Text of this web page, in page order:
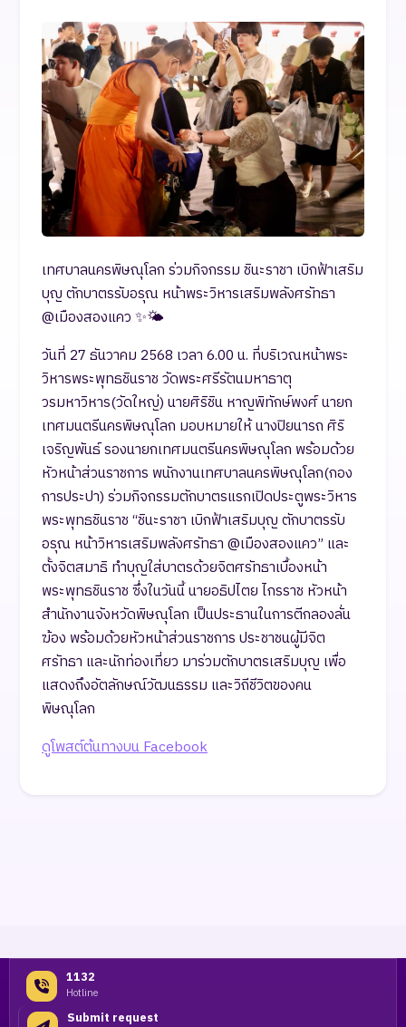
เทศบาลนครพิษณุโลก ร่วมกิจกรรม ชินะราชา เบิกฟ้าเสริม
บุญ ตักบาตรรับอรุณ หน้าพระวิหารเสริมพลังศรัทธา
@เมืองสองแคว ✨🌤️
วันที่ 27 ธันวาคม 2568 เวลา 6.00 น. ที่บริเวณหน้าพระ
วิหารพระพุทธชินราช วัดพระศรีรัตนมหาธาตุ
วรมหาวิหาร(วัดใหญ่) นายศิริชิน หาญพิทักษ์พงศ์ นายก
เทศมนตรีนครพิษณุโลก มอบหมายให้ นางปิยนารถ ศิริ
เจริญพันธ์ รองนายกเทศมนตรีนครพิษณุโลก พร้อมด้วย
หัวหน้าส่วนราชการ พนักงานเทศบาลนครพิษณุโลก(กอง
การประปา) ร่วมกิจกรรมตักบาตรแรกเปิดประตูพระวิหาร
พระพุทธชินราช “ชินะราชา เบิกฟ้าเสริมบุญ ตักบาตรรับ
อรุณ หน้าวิหารเสริมพลังศรัทธา @เมืองสองแคว” และ
ตั้งจิตสมาธิ ทำบุญใส่บาตรด้วยจิตศรัทธาเบื้องหน้า
พระพุทธชินราช ซึ่งในวันนี้ นายอธิปไตย ไกรราช หัวหน้า
สำนักงานจังหวัดพิษณุโลก เป็นประธานในการตีกลองลั่น
ฆ้อง พร้อมด้วยหัวหน้าส่วนราชการ ประชาชนผู้มีจิต
ศรัทธา และนักท่องเที่ยว มาร่วมตักบาตรเสริมบุญ เพื่อ
แสดงถึงอัตลักษณ์วัฒนธรรม และวิถีชีวิตของคน
พิษณุโลก
ดูโพสต์ต้นทางบน Facebook
1132
Hotline
Submit request